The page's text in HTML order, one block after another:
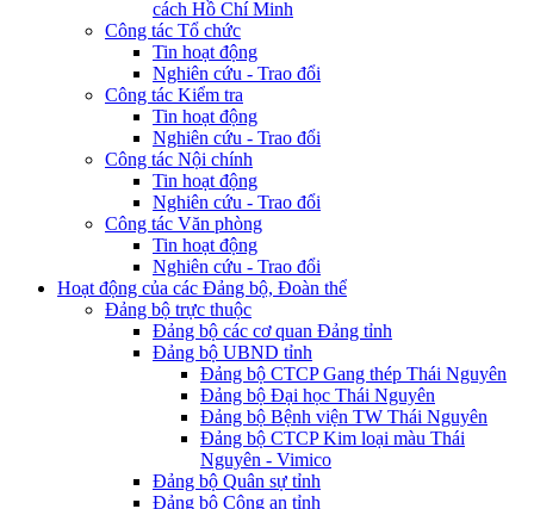
cách Hồ Chí Minh
Công tác Tổ chức
Tin hoạt động
Nghiên cứu - Trao đổi
Công tác Kiểm tra
Tin hoạt động
Nghiên cứu - Trao đổi
Công tác Nội chính
Tin hoạt động
Nghiên cứu - Trao đổi
Công tác Văn phòng
Tin hoạt động
Nghiên cứu - Trao đổi
Hoạt động của các Đảng bộ, Đoàn thể
Đảng bộ trực thuộc
Đảng bộ các cơ quan Đảng tỉnh
Đảng bộ UBND tỉnh
Đảng bộ CTCP Gang thép Thái Nguyên
Đảng bộ Đại học Thái Nguyên
Đảng bộ Bệnh viện TW Thái Nguyên
Đảng bộ CTCP Kim loại màu Thái
Nguyên - Vimico
Đảng bộ Quân sự tỉnh
Đảng bộ Công an tỉnh